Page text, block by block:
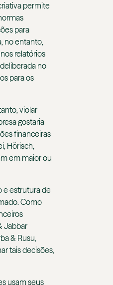
permite
para
no entanto,
relatórios
no
para os
violar
gostaria
financeiras
Hörisch,
em maior ou
e estrutura de
Como
Jabbar
& Rusu,
tais decisões,
usam seus